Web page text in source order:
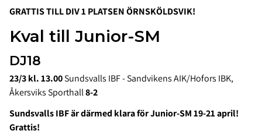
GRATTIS TILL DIV 1 PLATSEN ÖRNSKÖLDSVIK!
Kval till Junior-SM
DJ18
23/3 kl. 13.00Sundsvalls IBF - Sandvikens AIK/Hofors IBK,
Åkersviks Sporthall8-2
Sundsvalls IBF är därmed klara för Junior-SM 19-21 april!
Grattis!